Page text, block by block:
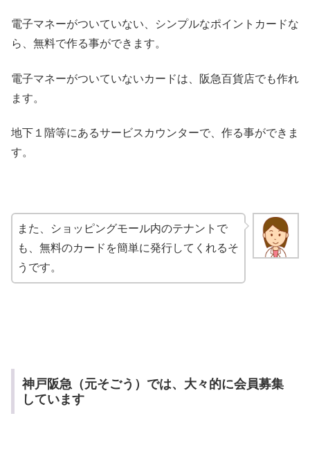
電子マネーがついていない、シンプルなポイントカードな
ら、無料で作る事ができます。
電子マネーがついていないカードは、阪急百貨店でも作れ
ます。
地下１階等にあるサービスカウンターで、作る事ができま
す。
また、ショッピングモール内のテナントで
も、無料のカードを簡単に発行してくれるそ
うです。
神戸阪急（元そごう）では、大々的に会員募集
しています